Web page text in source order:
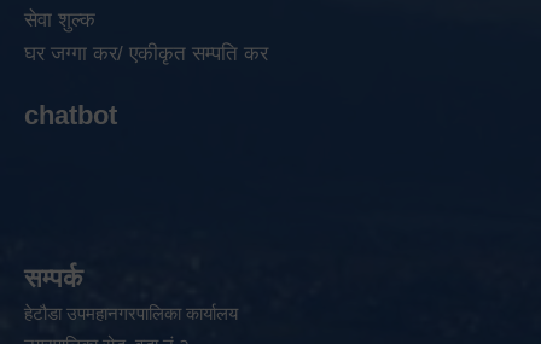
सेवा शुल्क
घर जग्गा कर/ एकीकृत सम्पति कर
chatbot
सम्पर्क
हेटौडा उपमहानगरपालिका कार्यालय